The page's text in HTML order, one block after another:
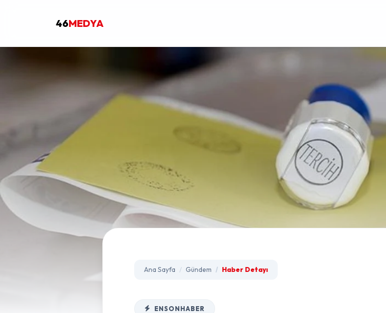
46MEDYA
Ana Sayfa Gündem Haber Detayı
ENSONHABER